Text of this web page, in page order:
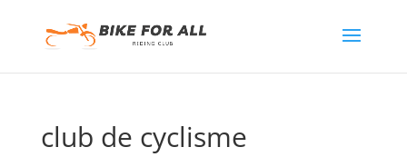
club de cyclisme